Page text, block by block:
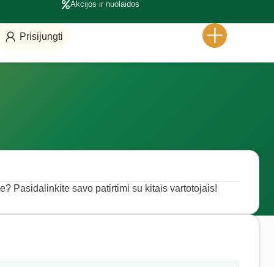
Akcijos ir nuolaidos
Prisijungti
Pasidalinkite savo patirtimi su kitais vartotojais!